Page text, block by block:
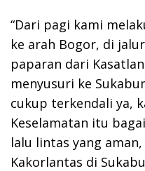
“Dari pagi kami
ke arah Bogor, di
paparan dari
menyusuri ke
cukup terkendali ya,
Keselamatan itu
lalu lintas yang
Kakorlantas di